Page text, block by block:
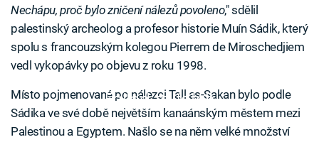
Nechápu, proč bylo zničení nálezů povoleno," sdělil
palestinský archeolog a profesor historie Muín Sádik, který
spolu s francouzským kolegou Pierrem de Miroschedjiem
vedl vykopávky po objevu z roku 1998.
Failed to fetch
Místo pojmenované po nálezci Tall as-Sakan bylo podle
Sádika ve své době největším kanaánským městem mezi
Palestinou a Egyptem. Našlo se na něm velké množství